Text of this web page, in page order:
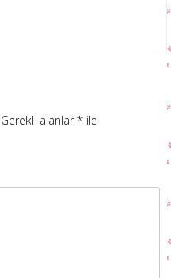
Gerekli alanlar* ile